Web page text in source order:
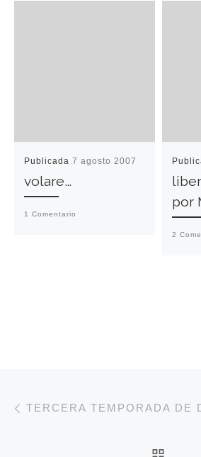
Publicada7 agosto 2007
volare…
1 Comentario
por
2
Navegación de
TERCERA TEMPORADA DE